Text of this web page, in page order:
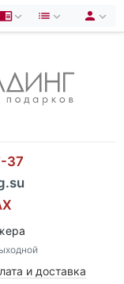
37
и доставка